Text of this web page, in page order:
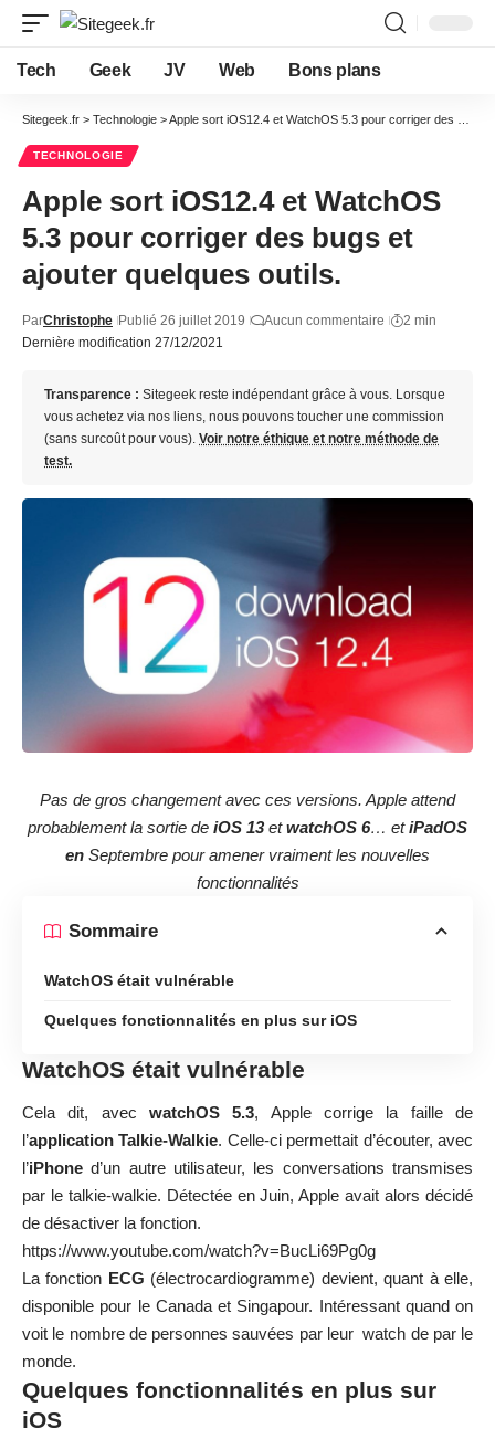
Tech Geek JV Web Bons plans
Sitegeek.fr > Technologie >Apple sort iOS12.4 et WatchOS 5.3 pour corriger des bugs et ajouter quelques outils.
TECHNOLOGIE
Apple sort iOS12.4 et WatchOS
5.3 pour corriger des bugs et
ajouter quelques outils.
Dernière modification 27/12/2021
ParChristophe Publié 26 juillet 2019 Aucun commentaire 2 min
Transparence : Sitegeek reste indépendant grâce à vous. Lorsque
vous achetez via nos liens, nous pouvons toucher une commission
(sans surcoût pour vous). Voir notre éthique et notre méthode de
test.
Pas de gros changement avec ces versions. Apple attend
probablement la sortie de iOS 13etwatchOS 6… etiPadOS
en Septembre pour amener vraiment les nouvelles
fonctionnalités
Sommaire
WatchOS était vulnérable
Quelques fonctionnalités en plus sur iOS
WatchOS était vulnérable
Cela dit, avec watchOS 5.3, Apple corrige la faille de
l’application Talkie-Walkie. Celle-ci permettait d’écouter, avec
l’iPhone d’un autre utilisateur, les conversations transmises
par le talkie-walkie. Détectée en Juin, Apple avait alors décidé
de désactiver la fonction.
https://www.youtube.com/watch?v=BucLi69Pg0g
La fonction ECG (électrocardiogramme) devient, quant à elle,
disponible pour le Canada et Singapour. Intéressant quand on
voit le nombre de personnes sauvées par leur watch de par le
monde.
Quelques fonctionnalités en plus sur
iOS